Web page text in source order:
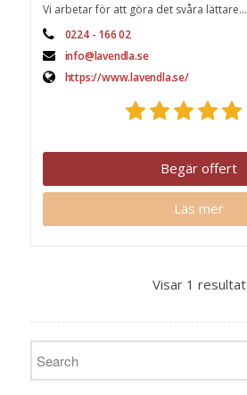
Vi arbetar för att göra det svåra lättare...
0224 - 166 02
info@lavendla.se
https://www.lavendla.se/
Begär offert
Läs mer
Visar 1 resultat